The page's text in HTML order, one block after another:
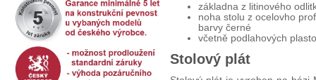
základna z litinového
noha stolu z ocelovho
barvy černé
včetně podlahových
Stolový plát